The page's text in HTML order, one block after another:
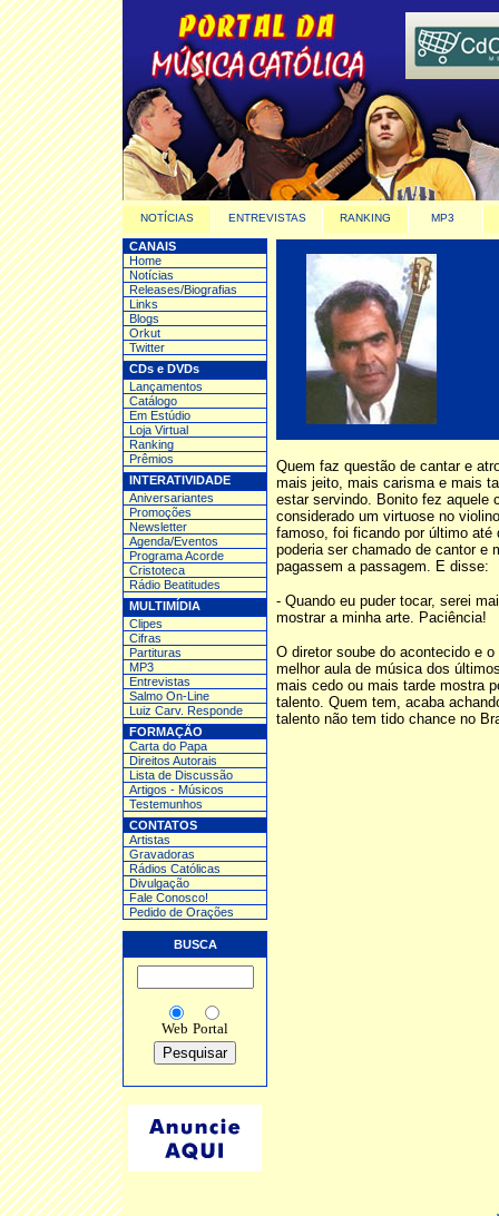
NOTÍCIAS ENTREVISTAS RANKING MP3
CANAIS
Home
Notícias
Releases/Biografias
Links
Blogs
Orkut
Twitter
CDs e DVDs
Lançamentos
Catálogo
Em Estúdio
Loja Virtual
Ranking
Prêmios
INTERATIVIDADE
Aniversariantes
Promoções
Newsletter
Agenda/Eventos
Programa Acorde
Cristoteca
Rádio Beatitudes
MULTIMÍDIA
Clipes
Cifras
Partituras
MP3
Entrevistas
Salmo On-Line
Luiz Carv. Responde
FORMAÇÃO
Carta do Papa
Direitos Autorais
Lista de Discussão
Artigos - Músicos
Testemunhos
CONTATOS
Artistas
Gravadoras
Rádios Católicas
Divulgação
Fale Conosco!
Pedido de Orações
BUSCA
Web Portal
Quem faz questão de cantar e
mais jeito, mais carisma e mais
estar servindo. Bonito fez aquele
considerado um virtuose no
famoso, foi ficando por último até
poderia ser chamado de cantor e
pagassem a passagem. E disse:
- Quando eu puder tocar, serei
mostrar a minha arte. Paciência!
O diretor soube do acontecido e
melhor aula de música dos
mais cedo ou mais tarde mostra
talento. Quem tem, acaba
talento não tem tido chance no